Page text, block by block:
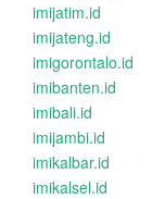
imijatim.id
imijateng.id
imigorontalo.id
imibanten.id
imibali.id
imijambi.id
imikalbar.id
imikalsel.id